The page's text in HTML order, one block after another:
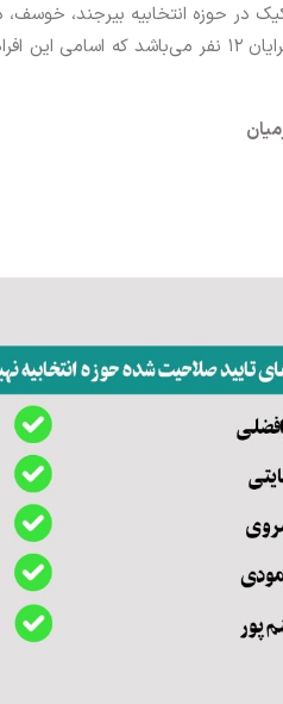
نفر و طبس، بشرویه، فردوس و سرایان ۱۲